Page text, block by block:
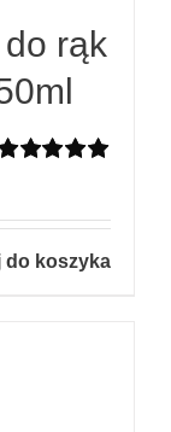
rąk
do koszyka